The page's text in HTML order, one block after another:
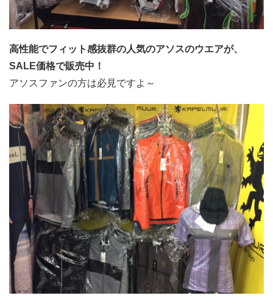
高性能でフィット感抜群の人気のアソスのウエアが、
SALE価格で販売中！
アソスファンの方は必見ですよ～